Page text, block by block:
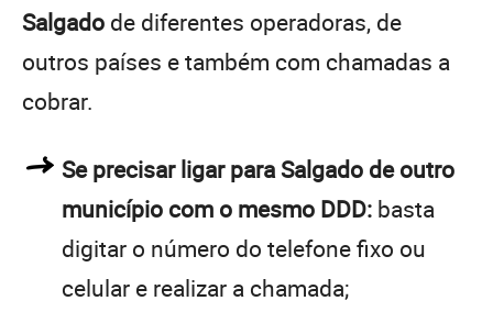
Salgado de diferentes operadoras, de
outros países e também com chamadas a
cobrar.
Se precisar ligar para Salgado de outro
município com o mesmo DDD: basta
digitar o número do telefone fixo ou
celular e realizar a chamada;